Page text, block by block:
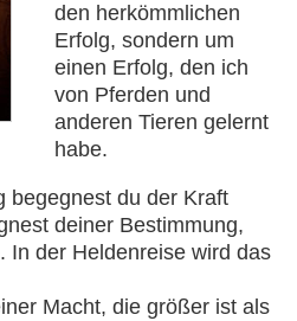
den herkömmlichen
Erfolg, sondern um
einen Erfolg, den ich
von Pferden und
anderen Tieren gelernt
habe.
begegnest du der Kraft
deiner Bestimmung,
In der Heldenreise wird das
Macht, die größer ist als